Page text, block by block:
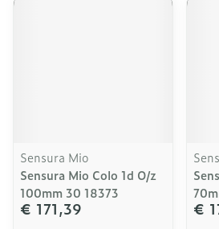
Sensura Mio
Sensura Mio Colo 1d O/z
100mm 30 18373
€ 171,39 €